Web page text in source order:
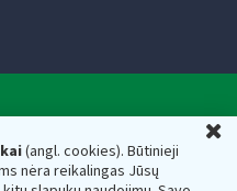
(angl. cookies). Būtinieji
nėra reikalingas Jūsų